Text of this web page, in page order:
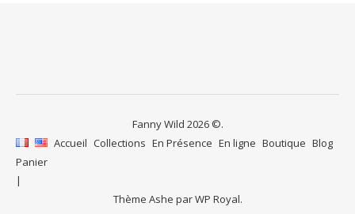
Fanny Wild 2026 ©.
Accueil Collections En Présence En ligne Boutique Blog
Panier
Thème Ashe parWP Royal.